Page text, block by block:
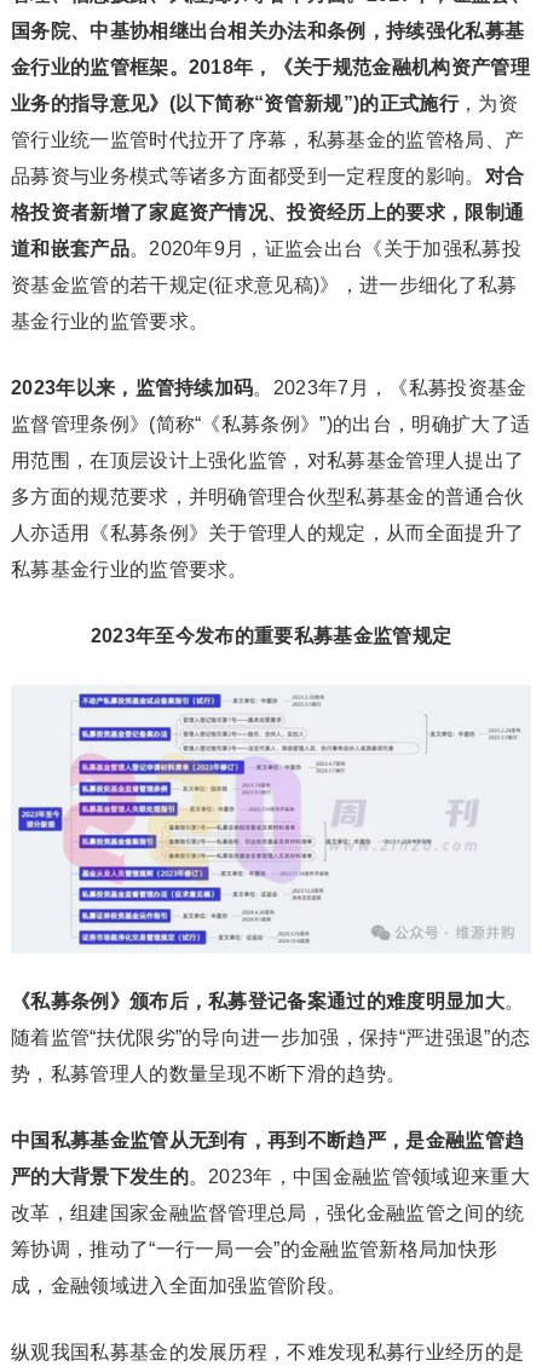
国务院、中基协相继出台相关办法和条例，持续强化私募基
金行业的监管框架。2018年，《关于规范金融机构资产管理
业务的指导意见》(以下简称“资管新规”)的正式施行，为资
管行业统一监管时代拉开了序幕，私募基金的监管格局、产
品募资与业务模式等诸多方面都受到一定程度的影响。 对合
格投资者新增了家庭资产情况、投资经历上的要求，限制通
道和嵌套产品。2020年9月，证监会出台《关于加强私募投
资基金监管的若干规定(征求意见稿)》，进一步细化了私募
基金行业的监管要求。
2023年以来，监管持续加码。2023年7月，《私募投资基金
监督管理条例》(简称“《私募条例》”)的出台，明确扩大了适
用范围，在顶层设计上强化监管，对私募基金管理人提出了
多方面的规范要求，并明确管理合伙型私募基金的普通合伙
人亦适用《私募条例》关于管理人的规定，从而全面提升了
私募基金行业的监管要求。
2023年至今发布的重要私募基金监管规定
《私募条例》颁布后，私募登记备案通过的难度明显加大。
随着监管“扶优限劣”的导向进一步加强，保持“严进强退”的态
势，私募管理人的数量呈现不断下滑的趋势。
中国私募基金监管从无到有，再到不断趋严，是金融监管趋
严的大背景下发生的。2023年，中国金融监管领域迎来重大
改革，组建国家金融监督管理总局，强化金融监管之间的统
筹协调，推动了“一行一局一会”的金融监管新格局加快形
成，金融领域进入全面加强监管阶段。
纵观我国私募基金的发展历程，不难发现私募行业经历的是